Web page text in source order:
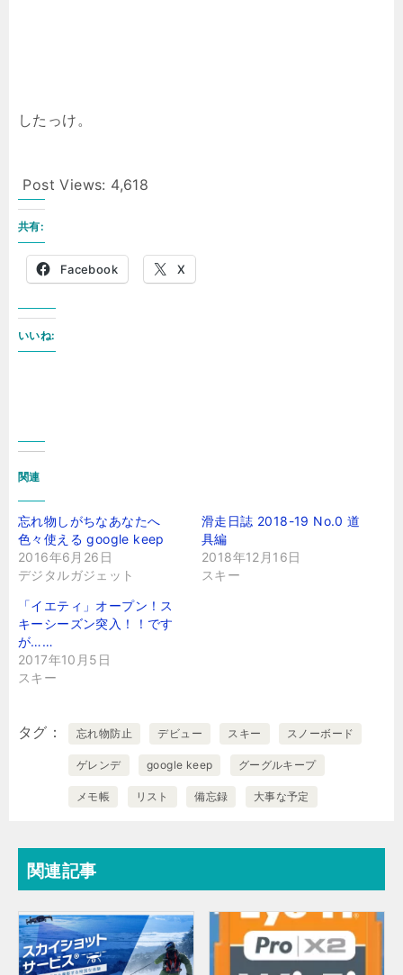
したっけ。
Post Views: 4,618
共有:
Facebook X
いいね:
関連
忘れ物しがちなあなたへ
色々使える google keep
2016年6月26日
デジタルガジェット
滑走日誌 2018-19 No.0 道
具編
2018年12月16日
スキー
「イエティ」オープン！ス
キーシーズン突入！！です
が……
2017年10月5日
スキー
タグ 忘れ物防止 デビュー スキー スノーボード
ゲレンデ google keep グーグルキープ
メモ帳 リスト 備忘録 大事な予定
関連記事